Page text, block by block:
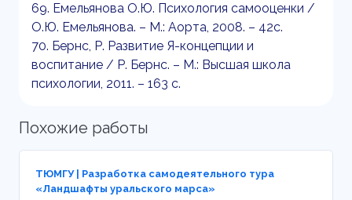
69. Емельянова О.Ю. Психология самооценки /
О.Ю. Емельянова. – М.: Аорта, 2008. – 42с.
70. Бернс, Р. Развитие Я-концепции и
воспитание / Р. Бернс. – М.: Высшая школа
психологии, 2011. – 163 с.
Похожие работы
ТЮМГУ | Разработка самодеятельного тура
«Ландшафты уральского марса»